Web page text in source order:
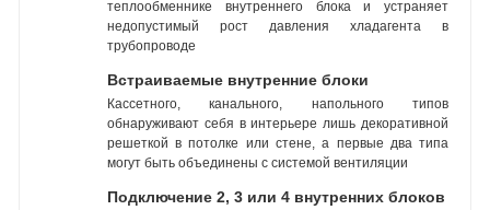
теплообменнике внутреннего блока и устраняет
недопустимый рост давления хладагента в
трубопроводе
Встраиваемые внутренние блоки
Кассетного, канального, напольного типов
обнаруживают себя в интерьере лишь декоративной
решеткой в потолке или стене, а первые два типа
могут быть объединены с системой вентиляции
Подключение 2, 3 или 4 внутренних блоков